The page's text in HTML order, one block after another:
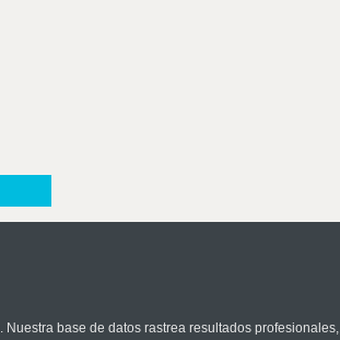
. Nuestra base de datos rastrea resultados profesionales,